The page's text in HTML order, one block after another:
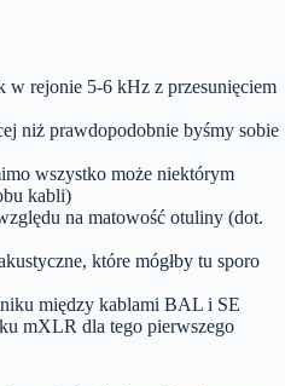
w rejonie 5-6 kHz z przesunięciem
niż prawdopodobnie byśmy sobie
wszystko może niektórym
kabli)
na matowość otuliny (dot.
które mógłby tu sporo
między kablami BAL i SE
mXLR dla tego pierwszego